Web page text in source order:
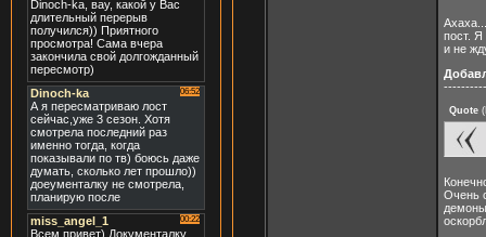
пост. Я
и не
Quote (
Очень